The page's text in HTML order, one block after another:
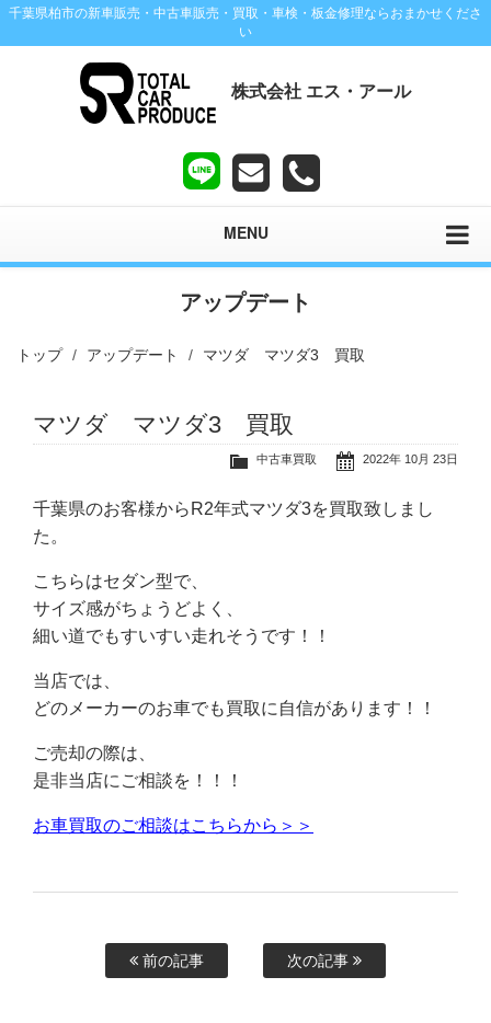
千葉県柏市の新車販売・中古車販売・買取・車検・板金修理ならおまかせくださ
い
株式会社 エス・アール
MENU
アップデート
トップ アップデート マツダ マツダ3 買取
マツダ マツダ3 買取
2022年 10月 23日
中古車買取
千葉県のお客様からR2年式マツダ3を買取致しまし
た。
こちらはセダン型で、
サイズ感がちょうどよく、
細い道でもすいすい走れそうです！！
当店では、
どのメーカーのお車でも買取に自信があります！！
ご売却の際は、
是非当店にご相談を！！！
お車買取のご相談はこちらから＞＞
前の記事 次の記事